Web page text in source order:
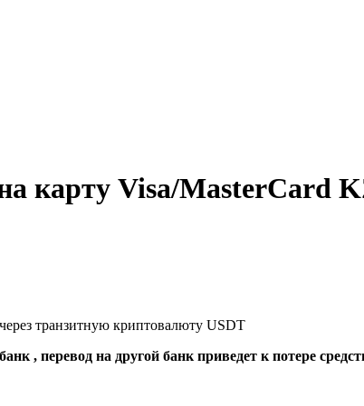
карту Visa/MasterCard
транзитную криптовалюту USDT
, перевод на другой банк приведет к потере